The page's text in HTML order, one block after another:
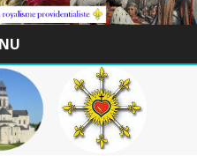
Skip
to
content